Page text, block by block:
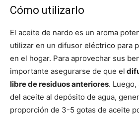
Cómo utilizarlo
El aceite de nardo es un aroma
utilizar en un difusor eléctrico para
en el hogar. Para aprovechar sus
importante asegurarse de que el
libre de residuos anteriores.
del aceite al depósito de agua,
proporción de 3-5 gotas de aceite